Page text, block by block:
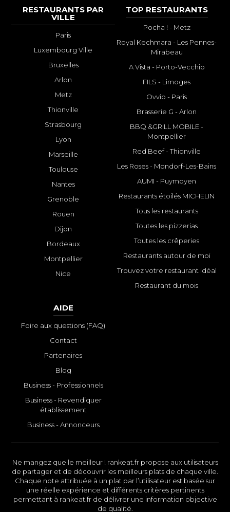
RESTAURANTS PAR
VILLE
Paris
Luxembourg Ville
Bruxelles
Arlon
Metz
Thionville
Strasbourg
Lyon
Marseille
Toulouse
Nantes
Grenoble
Rouen
Dijon
Bordeaux
Montpellier
Nice
TOP RESTAURANTS
Pocha ! - Metz
Royal Kechmara - Les Pennes-
Mirabeau
A Vista - Porto-Vecchio
FILS - Limoges
Ovvio - Paris
Brasserie G - Arlon
BBQ &GRILL MOBILE -
Montpellier
Red Beef - Thionville
Les Roses - Mondorf-Les-Bains
AUMI - Puymoyen
Restaurants étoilés MICHELIN
Tous les restaurants
Toutes les pizzerias
Toutes les crêperies
Restaurants autour de moi
Trouvez votre restaurant idéal
Restaurant du mois
AIDE
Foire aux questions (FAQ)
Contact
Partenaires
Blog
Business - Professionnels
Business - Revendiquer
établissement
Business - Annonceurs
Ne mangez que le meilleur ! rankeat.fr propose aux utilisateurs
de partager et de découvrir les meilleurs plats de chaque ville.
Chaque note attribuée à un plat par l’utilisateur est basée sur
une réelle expérience et différents critères pertinents
permettant à rankeat.fr de délivrer une information objective
de qualité.